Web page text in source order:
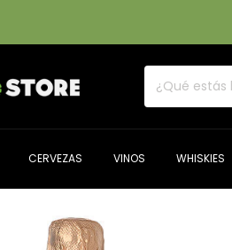
CERVEZAS VINOS WHISKIES